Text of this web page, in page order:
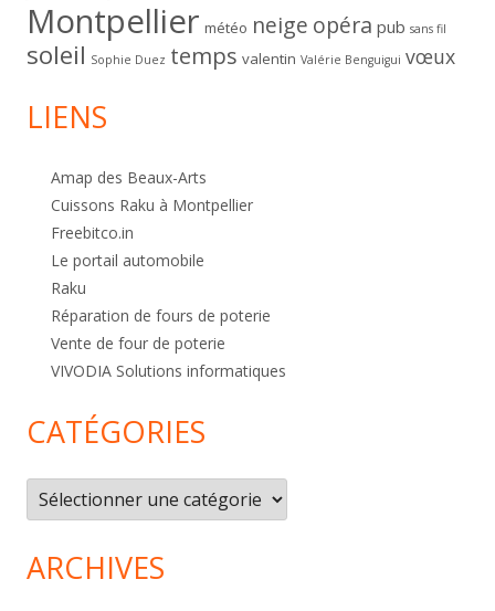
Montpellier météo neige opéra pub sans fil
soleil Sophie Duez temps valentin Valérie Benguigui vœux
LIENS
Amap des Beaux-Arts
Cuissons Raku à Montpellier
Freebitco.in
Le portail automobile
Raku
Réparation de fours de poterie
Vente de four de poterie
VIVODIA Solutions informatiques
CATÉGORIES
Catégories
ARCHIVES